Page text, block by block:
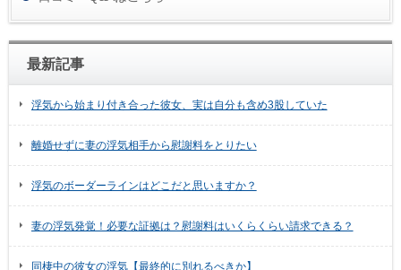
最新記事
浮気から始まり付き合った彼女、実は自分も含め3股していた
離婚せずに妻の浮気相手から慰謝料をとりたい
浮気のボーダーラインはどこだと思いますか？
妻の浮気発覚！必要な証拠は？慰謝料はいくらくらい請求できる？
同棲中の彼女の浮気【最終的に別れるべきか】